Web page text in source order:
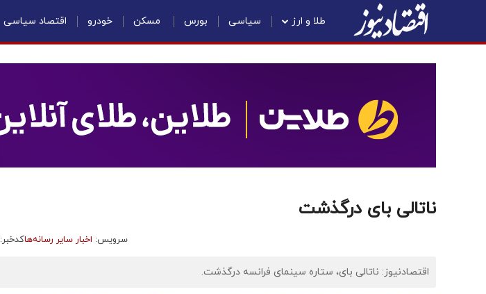
طلا و ارز سیاسی بورس مسکن خودرو اقتصاد سیاسی
ناتالی بای درگذشت
سرویس: اخبار سایر رسانه‌هاکدخبر: ۷۸۱۲۳۲
اقتصادنیوز: ناتالی بای، ستاره سینمای فرانسه درگذشت.